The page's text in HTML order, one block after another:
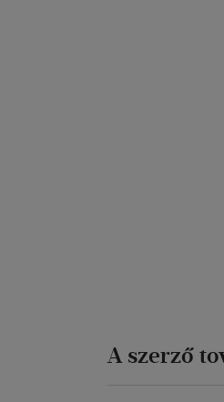
A szerző